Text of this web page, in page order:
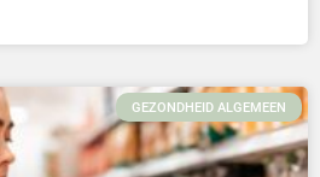
GEZONDHEID ALGEMEEN